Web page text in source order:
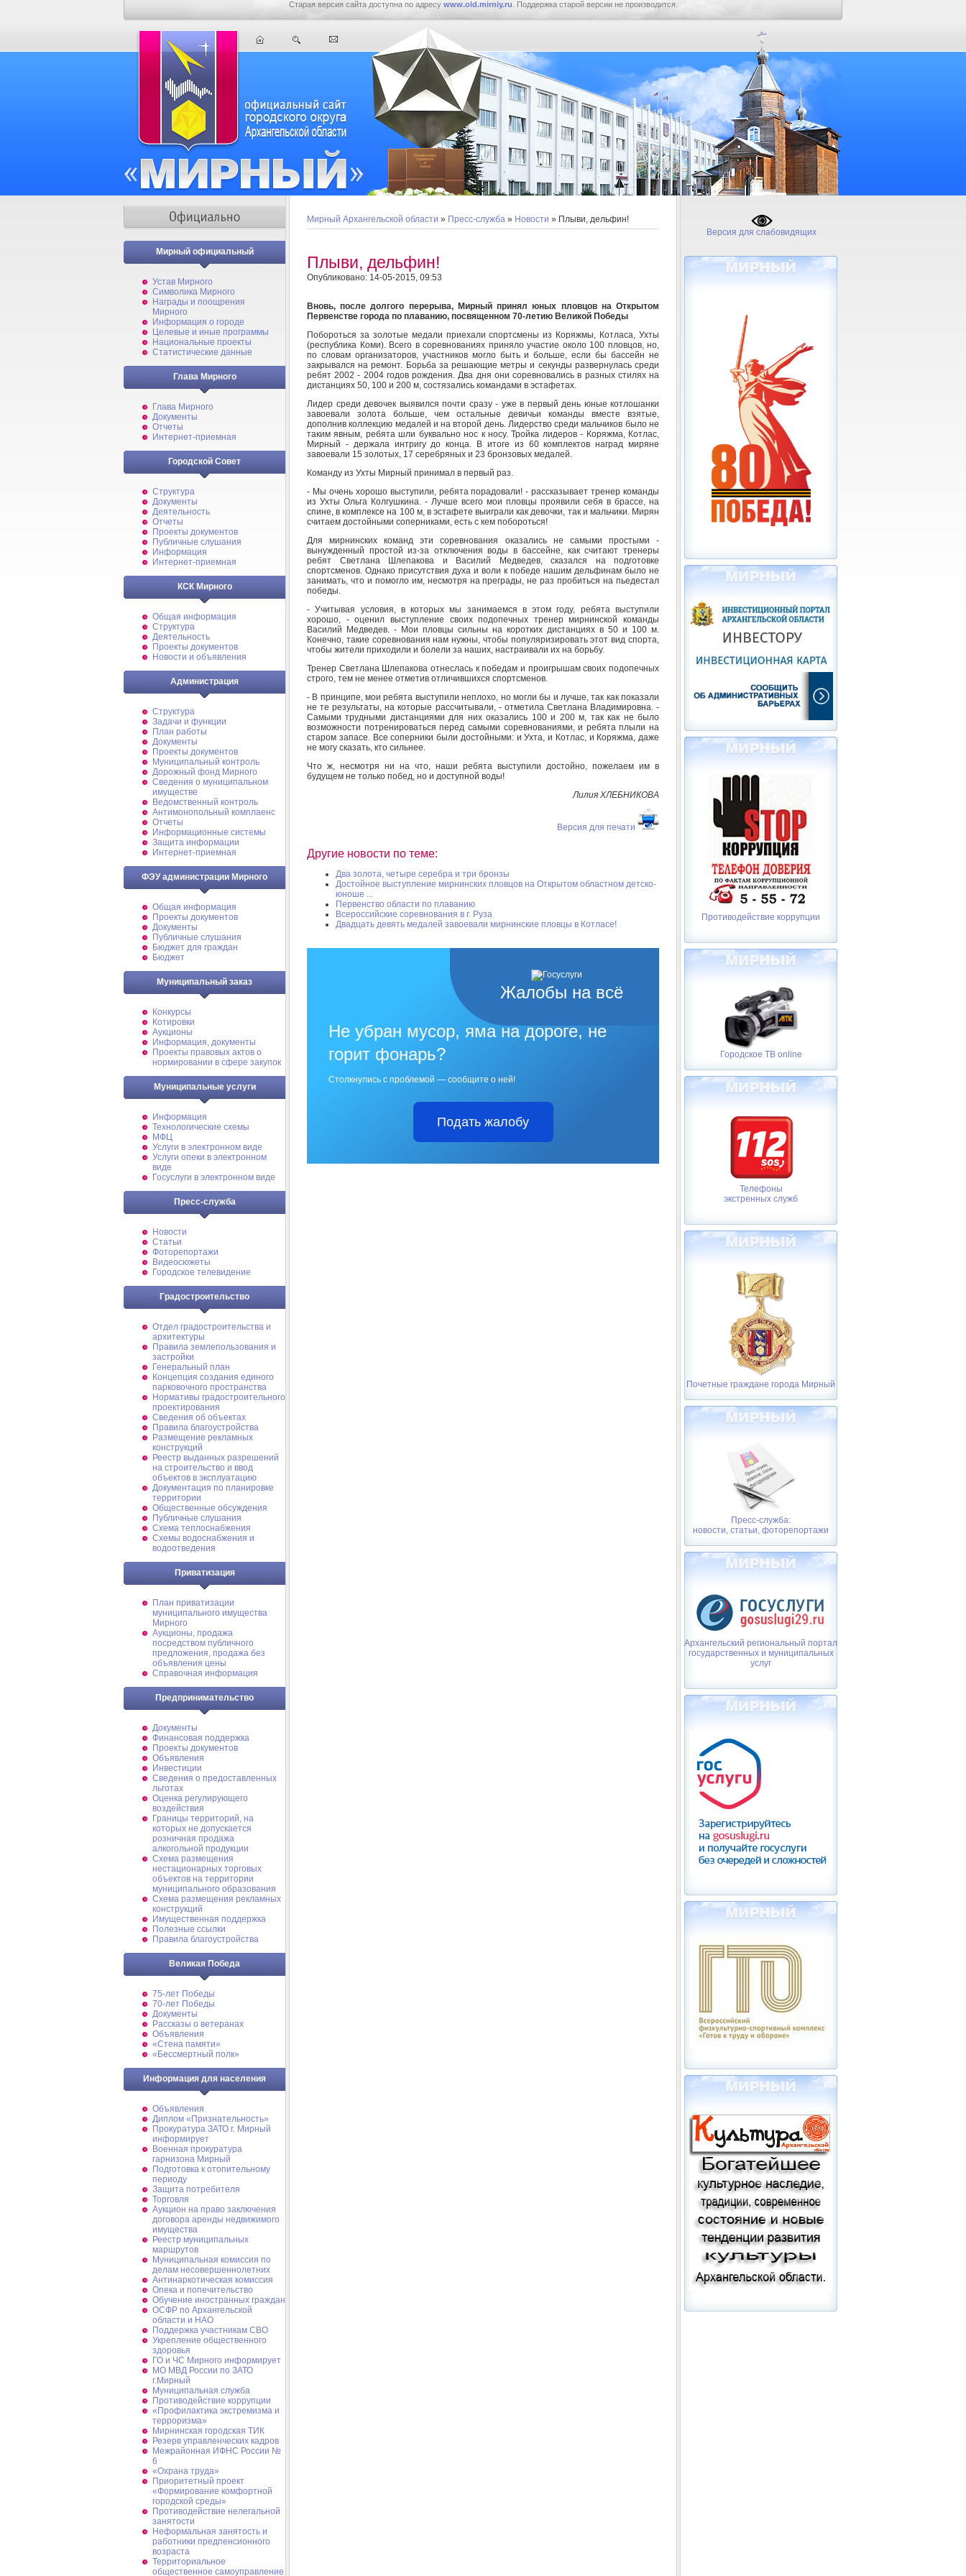
Старая версия сайта доступна по адресу www.old.mirniy.ru . Поддержка старой версии не производится.
Мирный официальный
Устав Мирного
Символика Мирного
Награды и поощрения
Мирного
Информация о городе
Целевые и иные программы
Национальные проекты
Статистические данные
Глава Мирного
Глава Мирного
Документы
Отчеты
Интернет-приемная
Городской Совет
Структура
Документы
Деятельность
Отчеты
Проекты документов
Публичные слушания
Информация
Интернет-приемная
КСК Мирного
Общая информация
Структура
Деятельность
Проекты документов
Новости и объявления
Администрация
Структура
Задачи и функции
План работы
Документы
Проекты документов
Муниципальный контроль
Дорожный фонд Мирного
Cведения о муниципальном
имуществе
Ведомственный контроль
Антимонопольный комплаенс
Отчеты
Информационные системы
Защита информации
Интернет-приемная
ФЭУ администрации Мирного
Общая информация
Проекты документов
Документы
Публичные слушания
Бюджет для граждан
Бюджет
Муниципальный заказ
Конкурсы
Котировки
Аукционы
Информация, документы
Проекты правовых актов о
нормировании в сфере закупок
Муниципальные услуги
Информация
Технологические схемы
МФЦ
Услуги в электронном виде
Услуги опеки в электронном
виде
Госуслуги в электронном виде
Пресс-служба
Новости
Статьи
Фоторепортажи
Видеосюжеты
Городское телевидение
Градостроительство
Отдел градостроительства и
архитектуры
Правила землепользования и
застройки
Генеральный план
Концепция создания единого
парковочного пространства
Нормативы градостроительного
проектирования
Сведения об объектах
Правила благоустройства
Размещение рекламных
конструкций
Реестр выданных разрешений
на строительство и ввод
объектов в эксплуатацию
Документация по планировке
территории
Общественные обсуждения
Публичные слушания
Схема теплоснабжения
Схемы водоснабжения и
водоотведения
Приватизация
План приватизации
муниципального имущества
Мирного
Аукционы, продажа
посредством публичного
предложения, продажа без
объявления цены
Справочная информация
Предпринимательство
Документы
Финансовая поддержка
Проекты документов
Объявления
Инвестиции
Сведения о предоставленных
льготах
Оценка регулирующего
воздействия
Границы территорий, на
которых не допускается
розничная продажа
алкогольной продукции
Схема размещения
нестационарных торговых
объектов на территории
муниципального образования
Схема размещения рекламных
конструкций
Имущественная поддержка
Полезные ссылки
Правила благоустройства
Великая Победа
75-лет Победы
70-лет Победы
Документы
Рассказы о ветеранах
Объявления
«Стена памяти»
«Бессмертный полк»
Информация для населения
Объявления
Диплом «Признательность»
Прокуратура ЗАТО г. Мирный
информирует
Военная прокуратура
гарнизона Мирный
Подготовка к отопительному
периоду
Защита потребителя
Торговля
Аукцион на право заключения
договора аренды недвижимого
имущества
Реестр муниципальных
маршрутов
Муниципальная комиссия по
делам несовершеннолетних
Антинаркотическая комиссия
Опека и попечительство
Обучение иностранных граждан
ОСФР по Архангельской
области и НАО
Поддержка участникам СВО
Укрепление общественного
здоровья
ГО и ЧС Мирного информирует
МО МВД России по ЗАТО
г.Мирный
Муниципальная cлужба
Противодействие коррупции
«Профилактика экстремизма и
терроризма»
Мирнинская городская ТИК
Резерв управленческих кадров
Межрайонная ИФНС России №
6
«Охрана труда»
Приоритетный проект
«Формирование комфортной
городской среды»
Противодействие нелегальной
занятости
Неформальная занятость и
работники предпенсионного
возраста
Территориальное
общественное самоуправление
Мирный Архангельской области » Пресс-служба » Новости » Плыви, дельфин!
Плыви, дельфин!
Опубликовано: 14-05-2015, 09:53
Вновь, после долгого перерыва, Мирный принял юных пловцов на Открытом
Первенстве города по плаванию, посвященном 70-летию Великой Победы
Побороться за золотые медали приехали спортсмены из Коряжмы, Котласа, Ухты
(республика Коми). Всего в соревнованиях приняло участие около 100 пловцов, но,
по словам организаторов, участников могло быть и больше, если бы бассейн не
закрывался на ремонт. Борьба за решающие метры и секунды развернулась среди
ребят 2002 - 2004 годов рождения. Два дня они соревновались в разных стилях на
дистанциях 50, 100 и 200 м, состязались командами в эстафетах.
Лидер среди девочек выявился почти сразу - уже в первый день юные котлошанки
завоевали золота больше, чем остальные девичьи команды вместе взятые,
дополнив коллекцию медалей и на второй день. Лидерство среди мальчиков было не
таким явным, ребята шли буквально нос к носу. Тройка лидеров - Коряжма, Котлас,
Мирный - держала интригу до конца. В итоге из 60 комплектов наград миряне
завоевали 15 золотых, 17 серебряных и 23 бронзовых медалей.
Команду из Ухты Мирный принимал в первый раз.
- Мы очень хорошо выступили, ребята порадовали! - рассказывает тренер команды
из Ухты Ольга Колгушкина. - Лучше всего мои пловцы проявили себя в брассе, на
спине, в комплексе на 100 м, в эстафете выиграли как девочки, так и мальчики. Мирян
считаем достойными соперниками, есть с кем побороться!
Для мирнинских команд эти соревнования оказались не самыми простыми -
вынужденный простой из-за отключения воды в бассейне, как считают тренеры
ребят Светлана Шлепакова и Василий Медведев, сказался на подготовке
спортсменов. Однако присутствия духа и воли к победе нашим дельфинам было не
занимать, что и помогло им, несмотря на преграды, не раз пробиться на пьедестал
победы.
- Учитывая условия, в которых мы занимаемся в этом году, ребята выступили
хорошо, - оценил выступление своих подопечных тренер мирнинской команды
Василий Медведев. - Мои пловцы сильны на коротких дистанциях в 50 и 100 м.
Конечно, такие соревнования нам нужны, чтобы популяризировать этот вид спорта,
чтобы жители приходили и болели за наших, настраивали их на борьбу.
Тренер Светлана Шлепакова отнеслась к победам и проигрышам своих подопечных
строго, тем не менее отметив отличившихся спортсменов.
- В принципе, мои ребята выступили неплохо, но могли бы и лучше, так как показали
не те результаты, на которые рассчитывали, - отметила Светлана Владимировна. -
Самыми трудными дистанциями для них оказались 100 и 200 м, так как не было
возможности потренироваться перед самыми соревнованиями, и ребята плыли на
старом запасе. Все соперники были достойными: и Ухта, и Котлас, и Коряжма, даже
не могу сказать, кто сильнее.
Что ж, несмотря ни на что, наши ребята выступили достойно, пожелаем им в
будущем не только побед, но и доступной воды!
Лилия ХЛЕБНИКОВА
Версия для печати
Другие новости по теме:
Два золота, четыре серебра и три бронзы
Достойное выступление мирнинских пловцов на Открытом областном детско-
юноше ...
Первенство области по плаванию
Всероссийские соревнования в г. Руза
Двадцать девять медалей завоевали мирнинские пловцы в Котласе!
Жалобы на всё
Не убран мусор, яма на дороге, не
горит фонарь?
Столкнулись с проблемой — сообщите о ней!
Подать жалобу
Версия для слабовидящих
Противодействие коррупции
Городское ТВ online
Телефоны
экстренных служб
Почетные граждане города Мирный
Пресс-служба:
новости, статьи, фоторепортажи
Архангельский региональный портал
государственных и муниципальных
услуг